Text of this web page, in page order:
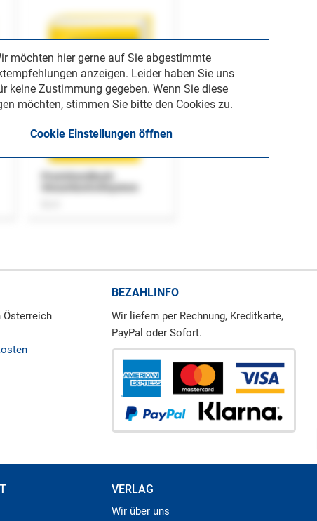
möchten hier gerne auf Sie abgestimmte
anzeigen. Leider haben Sie uns
keine Zustimmung gegeben. Wenn Sie diese
möchten, stimmen Sie bitte den Cookies zu.
Cookie Einstellungen öffnen
Praxishandbuch
Österreich
BEZAHLINFO
Wir liefern per Rechnung, Kreditkarte,
PayPal oder Sofort.
VERLAG
Wir über uns